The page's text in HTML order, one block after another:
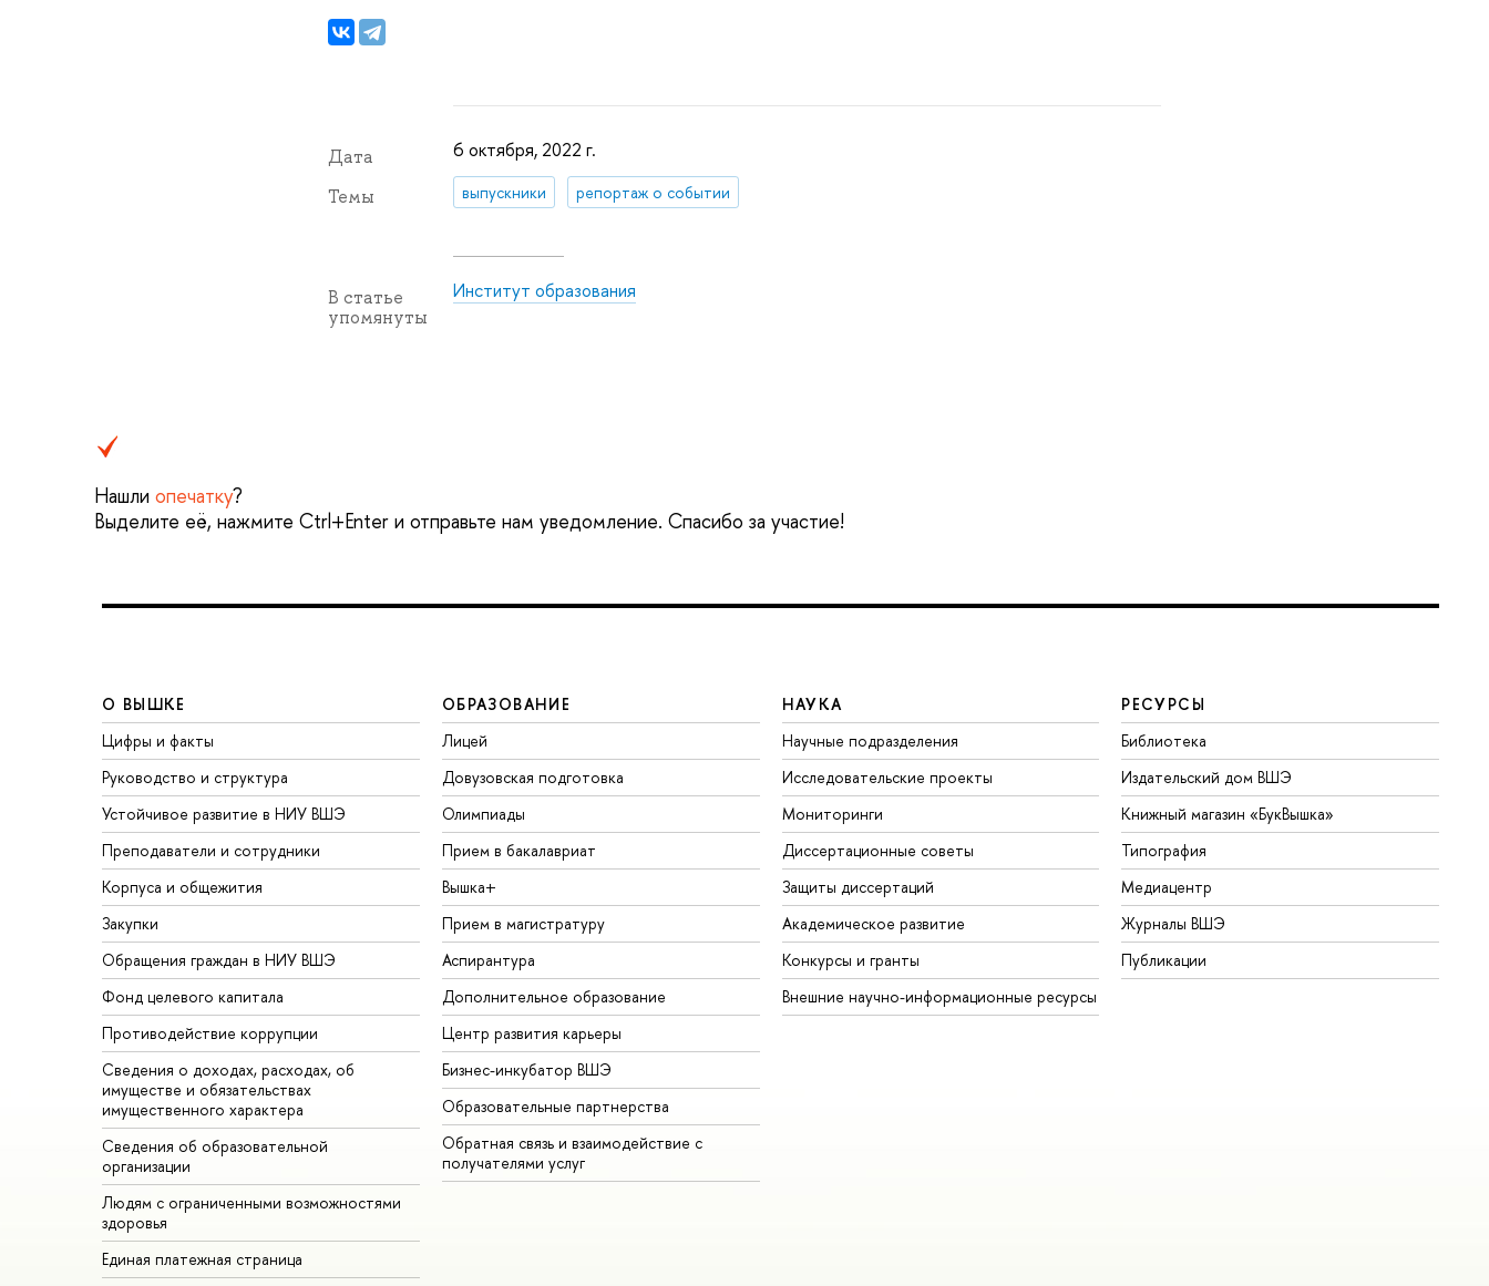
Дата 6 октября, 2022 г.
Темы выпускники репортаж о событии
В статье
упомянуты
Институт образования
Нашли опечатку?
Выделите её, нажмите Ctrl+Enter и отправьте нам уведомление. Спасибо за участие!
О ВЫШКЕ
Цифры и факты
Руководство и структура
Устойчивое развитие в НИУ ВШЭ
Преподаватели и сотрудники
Корпуса и общежития
Закупки
Обращения граждан в НИУ ВШЭ
Фонд целевого капитала
Противодействие коррупции
Сведения о доходах, расходах, об
имуществе и обязательствах
имущественного характера
Сведения об образовательной
организации
Людям с ограниченными возможностями
здоровья
Единая платежная страница
ОБРАЗОВАНИЕ
Лицей
Довузовская подготовка
Олимпиады
Прием в бакалавриат
Вышка+
Прием в магистратуру
Аспирантура
Дополнительное образование
Центр развития карьеры
Бизнес-инкубатор ВШЭ
Образовательные партнерства
Обратная связь и взаимодействие с
получателями услуг
НАУКА
Научные подразделения
Исследовательские проекты
Мониторинги
Диссертационные советы
Защиты диссертаций
Академическое развитие
Конкурсы и гранты
Внешние научно-информационные ресурсы
РЕСУРСЫ
Библиотека
Издательский дом ВШЭ
Книжный магазин «БукВышка»
Типография
Медиацентр
Журналы ВШЭ
Публикации